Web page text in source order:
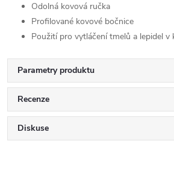
Odolná kovová ručka
Profilované kovové bočnice
Použití pro vytláčení tmelů a lepidel
Parametry produktu
Recenze
Diskuse